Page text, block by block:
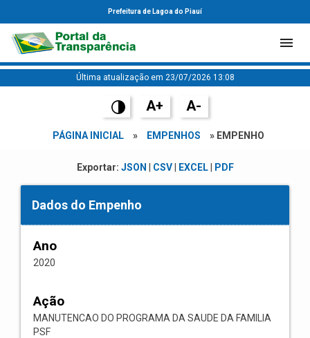
Prefeitura de Lagoa do Piauí
Última atualização em 23/07/2026 13:08
A+ A-
PÁGINA INICIAL » EMPENHOS » EMPENHO
Exportar: JSON CSV| EXCEL| PDF
Dados do Empenho
Ano
2020
Ação
MANUTENCAO DO PROGRAMA DA SAUDE DA FAMILIA
PSF